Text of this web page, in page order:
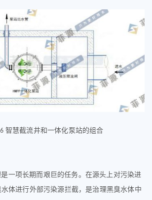
6 智慧截流井和一体化泵站的组合
一项长期而艰巨的任务。在源头上对污染进
体进行外部污染源拦截，是治理黑臭水体中